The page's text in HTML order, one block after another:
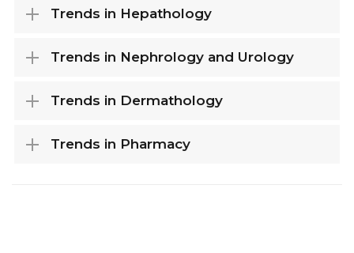
Trends in Hepathology
Trends in Nephrology and Urology
Trends in Dermathology
Trends in Pharmacy